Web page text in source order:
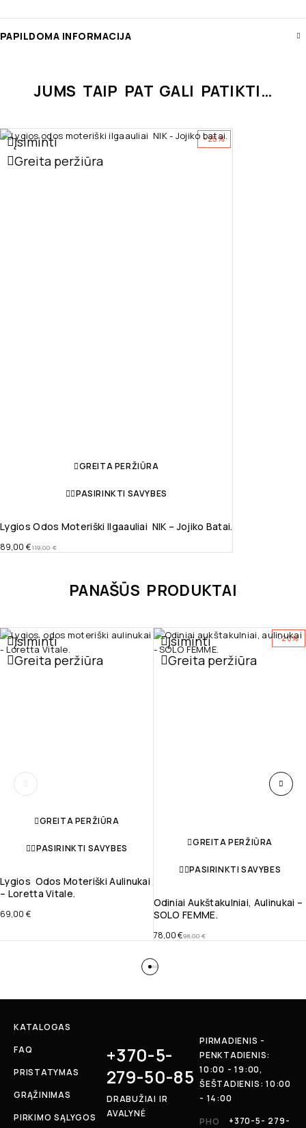
PAPILDOMA INFORMACIJA
JUMS TAIP PAT GALI PATIKTI…
-25%
Įsiminti
Greita peržiūra
GREITA PERŽIŪRA
PASIRINKTI SAVYBES
Lygios Odos Moteriški Ilgaauliai NIK – Jojiko Batai.
119,00€
89,00 €
PANAŠŪS PRODUKTAI
Įsiminti
Greita peržiūra
GREITA PERŽIŪRA
PASIRINKTI SAVYBES
Lygios Odos Moteriški Aulinukai
– Loretta Vitale.
69,00 €
-20%
Įsiminti
Greita peržiūra
GREITA PERŽIŪRA
PASIRINKTI SAVYBES
Odiniai Aukštakulniai, Aulinukai –
SOLO FEMME.
98,00€
78,00€
KATALOGAS
FAQ
PRISTATYMAS
GRĄŽINIMAS
PIRKIMO SĄLYGOS
+370-5-
279-50-85
DRABUŽIAI IR
AVALYNĖ
PIRMADIENIS -
PENKTADIENIS:
10:00 - 19:00,
ŠEŠTADIENIS: 10:00
- 14:00
PHO
+370-5- 279-